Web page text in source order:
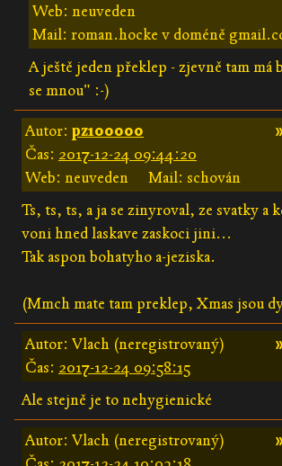
Web: neuveden
Mail: roman.hocke v doméně
A ještě jeden překlep - zjevně tam
se mnou" :-)
Autor: pz100000
Čas: 2017-12-24 09:44:20
Web: neuveden
Mail: schován
Ts, ts, ts, a ja se zinyroval, ze svatky a
voni hned laskave zaskoci jini...
Tak aspon bohatyho a-jeziska.
(Mmch mate tam preklep, Xmas jsou
Autor: Vlach (neregistrovaný)
Čas: 2017-12-24 09:58:15
Ale stejně je to nehygienické
Autor: Vlach (neregistrovaný)